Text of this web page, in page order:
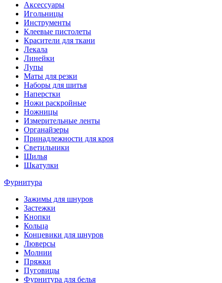
Аксессуары
Игольницы
Инструменты
Клеевые пистолеты
Красители для ткани
Лекала
Линейки
Лупы
Маты для резки
Наборы для шитья
Наперстки
Ножи раскройные
Ножницы
Измерительные ленты
Органайзеры
Принадлежности для кроя
Светильники
Шилья
Шкатулки
Фурнитура
Зажимы для шнуров
Застежки
Кнопки
Кольца
Концевики для шнуров
Люверсы
Молнии
Пряжки
Пуговицы
Фурнитура для белья